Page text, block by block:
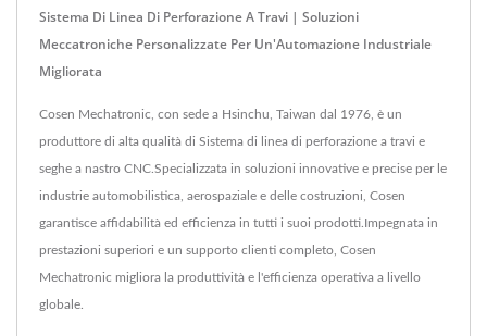
Sistema Di Linea Di Perforazione A Travi | Soluzioni
Meccatroniche Personalizzate Per Un'Automazione Industriale
Migliorata
Cosen Mechatronic, con sede a Hsinchu, Taiwan dal 1976, è un
produttore di alta qualità di Sistema di linea di perforazione a travi e
seghe a nastro CNC.Specializzata in soluzioni innovative e precise per le
industrie automobilistica, aerospaziale e delle costruzioni, Cosen
garantisce affidabilità ed efficienza in tutti i suoi prodotti.Impegnata in
prestazioni superiori e un supporto clienti completo, Cosen
Mechatronic migliora la produttività e l'efficienza operativa a livello
globale.